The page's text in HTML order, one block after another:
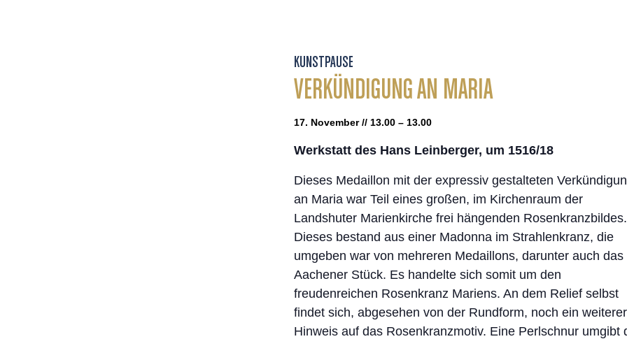
KUNSTPAUSE
VERKÜNDIGUNG AN MARIA
17. November // 13.00 – 13.00
Werkstatt des Hans Leinberger, um 1516/18
Dieses Medaillon mit der expressiv gestalteten
an Maria war Teil eines großen, im Kirchenraum der
Landshuter Marienkirche frei hängenden Rosenkranzbildes.
Dieses bestand aus einer Madonna im Strahlenkranz, die
umgeben war von mehreren Medaillons, darunter auch das
Aachener Stück. Es handelte sich somit um den
freudenreichen Rosenkranz Mariens. An dem Relief selbst
findet sich, abgesehen von der Rundform, noch ein weiterer
Hinweis auf das Rosenkranzmotiv. Eine Perlschnur umgibt